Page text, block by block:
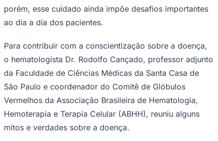
Premier League
La Liga
Bundesliga
porém, esse cuidado ainda impõe desafios importantes
ao dia a dia dos pacientes.
Para contribuir com a conscientização sobre a doença,
o hematologista Dr. Rodolfo Cançado, professor adjunto
da Faculdade de Ciências Médicas da Santa Casa de
São Paulo e coordenador do Comitê de Glóbulos
Vermelhos da Associação Brasileira de Hematologia,
Hemoterapia e Terapia Celular (ABHH), reuniu alguns
mitos e verdades sobre a doença.